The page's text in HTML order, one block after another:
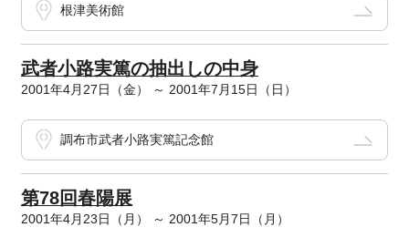
根津美術館
武者小路実篤の抽出しの中身
2001年4月27日（金） ～ 2001年7月15日（日）
調布市武者小路実篤記念館
第78回春陽展
2001年4月23日（月） ～ 2001年5月7日（月）